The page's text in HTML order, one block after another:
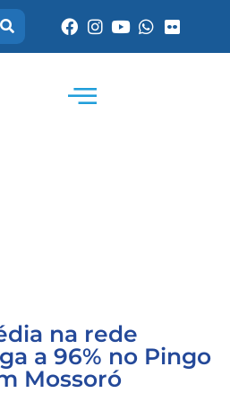
na rede
a 96% no Pingo
Mossoró